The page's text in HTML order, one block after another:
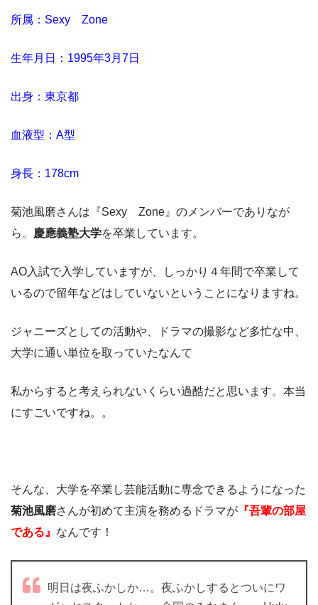
所属：Sexy Zone
生年月日：1995年3月7日
出身：東京都
血液型：A型
身長：178cm
菊池風磨さんは『Sexy Zone』のメンバーでありなが
ら。 慶應義塾大学を卒業しています。
AO入試で入学していますが、しっかり４年間で卒業して
いるので留年などはしていないということになりますね。
ジャニーズとしての活動や、ドラマの撮影など多忙な中、
大学に通い単位を取っていたなんて
私からすると考えられないくらい過酷だと思います。本当
にすごいですね。。
そんな、大学を卒業し芸能活動に専念できるようになった
菊池風磨さんが初めて主演を務めるドラマが 『吾輩の部屋
である』 なんです！
明日は夜ふかしか…。夜ふかしするとついにワ